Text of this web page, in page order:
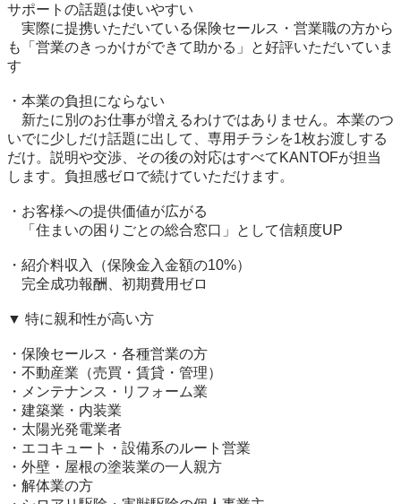
サポートの話題は使いやすい
実際に提携いただいている保険セールス・営業職の方から
も「営業のきっかけができて助かる」と好評いただいていま
す
・本業の負担にならない
新たに別のお仕事が増えるわけではありません。本業のつ
いでに少しだけ話題に出して、専用チラシを1枚お渡しする
だけ。説明や交渉、その後の対応はすべてKANTOFが担当
します。負担感ゼロで続けていただけます。
・お客様への提供価値が広がる
「住まいの困りごとの総合窓口」として信頼度UP
・紹介料収入（保険金入金額の10%）
完全成功報酬、初期費用ゼロ
▼ 特に親和性が高い方
・保険セールス・各種営業の方
・不動産業（売買・賃貸・管理）
・メンテナンス・リフォーム業
・建築業・内装業
・太陽光発電業者
・エコキュート・設備系のルート営業
・外壁・屋根の塗装業の一人親方
・解体業の方